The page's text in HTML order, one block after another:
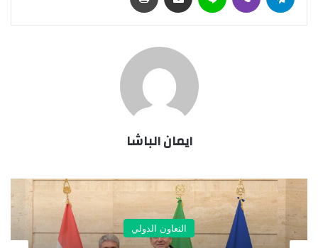
ايمان الباشا
التعاون الدولي